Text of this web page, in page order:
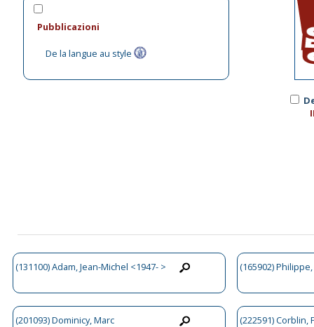
Pubblicazioni
De la langue au style
(131100) Adam, Jean-Michel <1947- > (165902)
(201093) Dominicy, Marc (222591) Corblin,